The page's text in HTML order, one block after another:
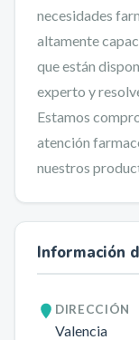
necesidades
altamente
que están
experto y
Estamos
atención
nuestros
Información
DIRECCIÓN
Valencia